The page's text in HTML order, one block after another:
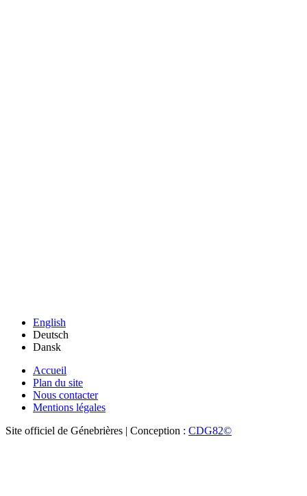
English
Deutsch
Dansk
Accueil
Plan du site
Nous contacter
Mentions légales
Site officiel de Génebrières | Conception : CDG82©